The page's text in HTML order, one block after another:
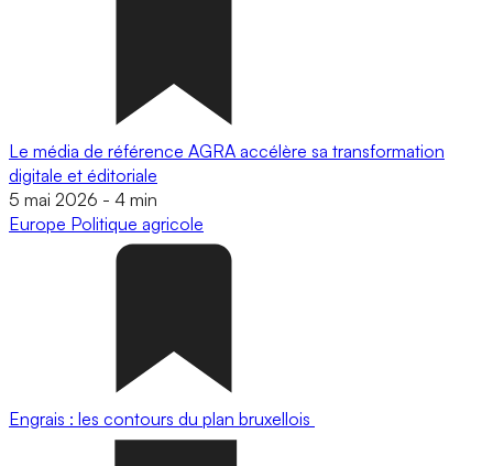
Le média de référence AGRA accélère sa transformation
digitale et éditoriale
5 mai 2026 - 4 min
Europe Politique agricole
Engrais : les contours du plan bruxellois